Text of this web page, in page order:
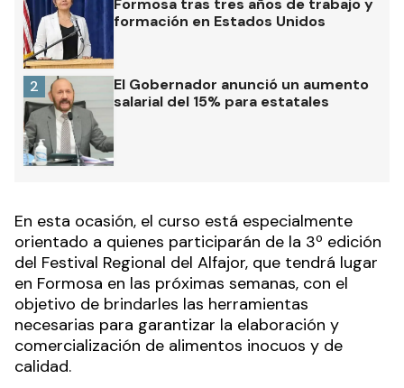
Las más leídas
Formosa tras tres años de trabajo y
formación en Estados Unidos
1
2
En esta ocasión, el curso está especialmente
orientado a quienes participarán de la 3º edición
del Festival Regional del Alfajor, que tendrá lugar
en Formosa en las próximas semanas, con el
objetivo de brindarles las herramientas